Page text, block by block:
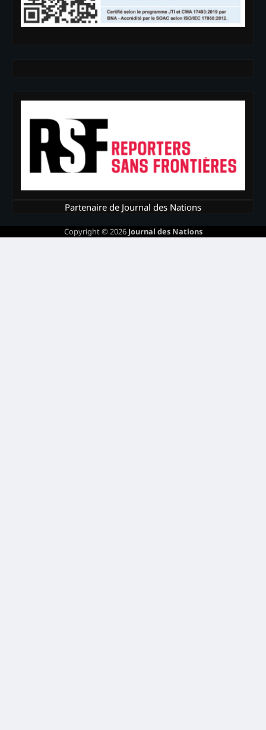
Partenaire de Journal des Nations
Copyright © 2026 Journal des Nations